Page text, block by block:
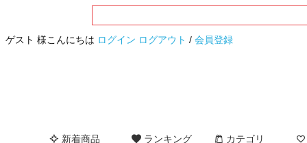
ゲスト 様こんにちは ログイン ログアウト / 会員登録
新着商品 ランキング カテゴリ